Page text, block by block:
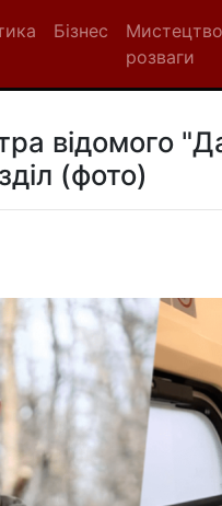
Бізнес
розваги
відомого
(фото)